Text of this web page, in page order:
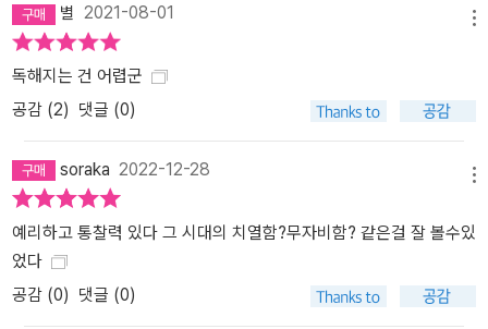
별 2021-08-01
독해지는 건 어렵군
공감 (2) 댓글 (0)
soraka 2022-12-28
예리하고 통찰력 있다 그 시대의 치열함?무자비함? 같은걸 잘 볼수있
었다
공감 (0) 댓글 (0)